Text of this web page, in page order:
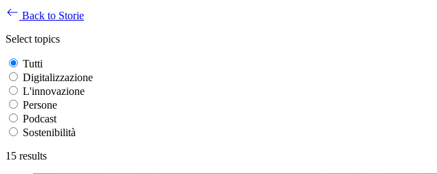
Back to Storie
Select topics
Tutti
Digitalizzazione
L'innovazione
Persone
Podcast
Sostenibilità
15 results